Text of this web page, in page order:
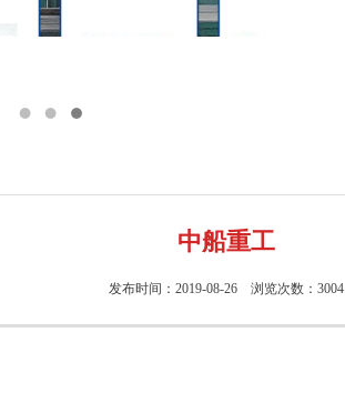
中船重工
发布时间：2019-08-26 浏览次数：3004